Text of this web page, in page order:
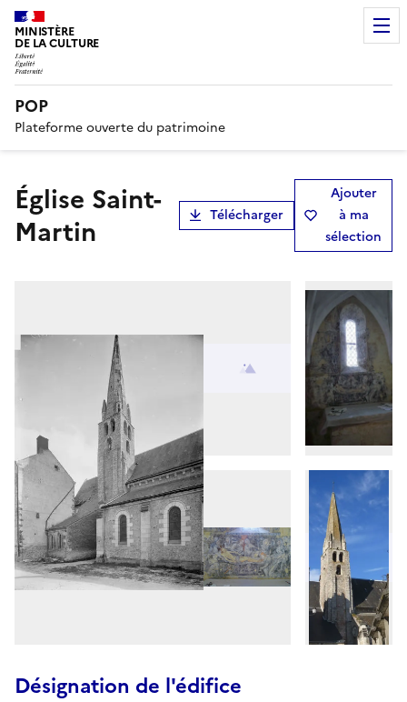
MINISTÈRE
DE LA CULTURE
POP
Plateforme ouverte du patrimoine
Église Saint-
Martin
Télécharger
Ajouter
à ma
sélection
Désignation de l'édifice